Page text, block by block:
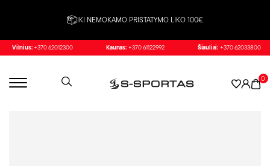
IKI NEMOKAMO PRISTATYMO LIKO 100€
Vilnius: +370 62012300 Kaunas: +370 61122992 Šiauliai: +370 62033800
0